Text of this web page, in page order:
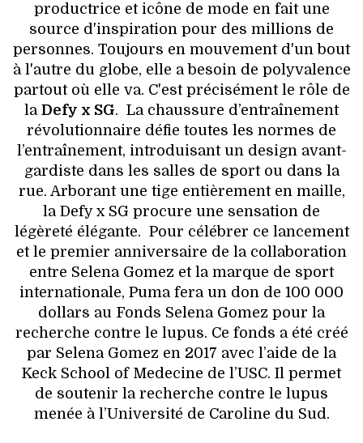
productrice et icône de mode en fait une
source d'inspiration pour des millions de
personnes. Toujours en mouvement d'un bout
à l'autre du globe, elle a besoin de polyvalence
partout où elle va. C'est précisément le rôle de
la Defy x SG. La chaussure d’entraînement
révolutionnaire défie toutes les normes de
l’entraînement, introduisant un design avant-
gardiste dans les salles de sport ou dans la
rue. Arborant une tige entièrement en maille,
la Defy x SG procure une sensation de
légèreté élégante. Pour célébrer ce lancement
et le premier anniversaire de la collaboration
entre Selena Gomez et la marque de sport
internationale, Puma fera un don de 100 000
dollars au Fonds Selena Gomez pour la
recherche contre le lupus. Ce fonds a été créé
par Selena Gomez en 2017 avec l’aide de la
Keck School of Medecine de l’USC. Il permet
de soutenir la recherche contre le lupus
menée à l’Université de Caroline du Sud.